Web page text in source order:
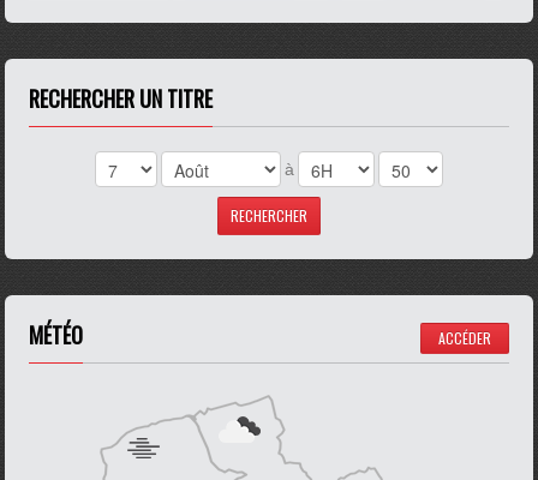
RECHERCHER UN TITRE
à
MÉTÉO ACCÉDER